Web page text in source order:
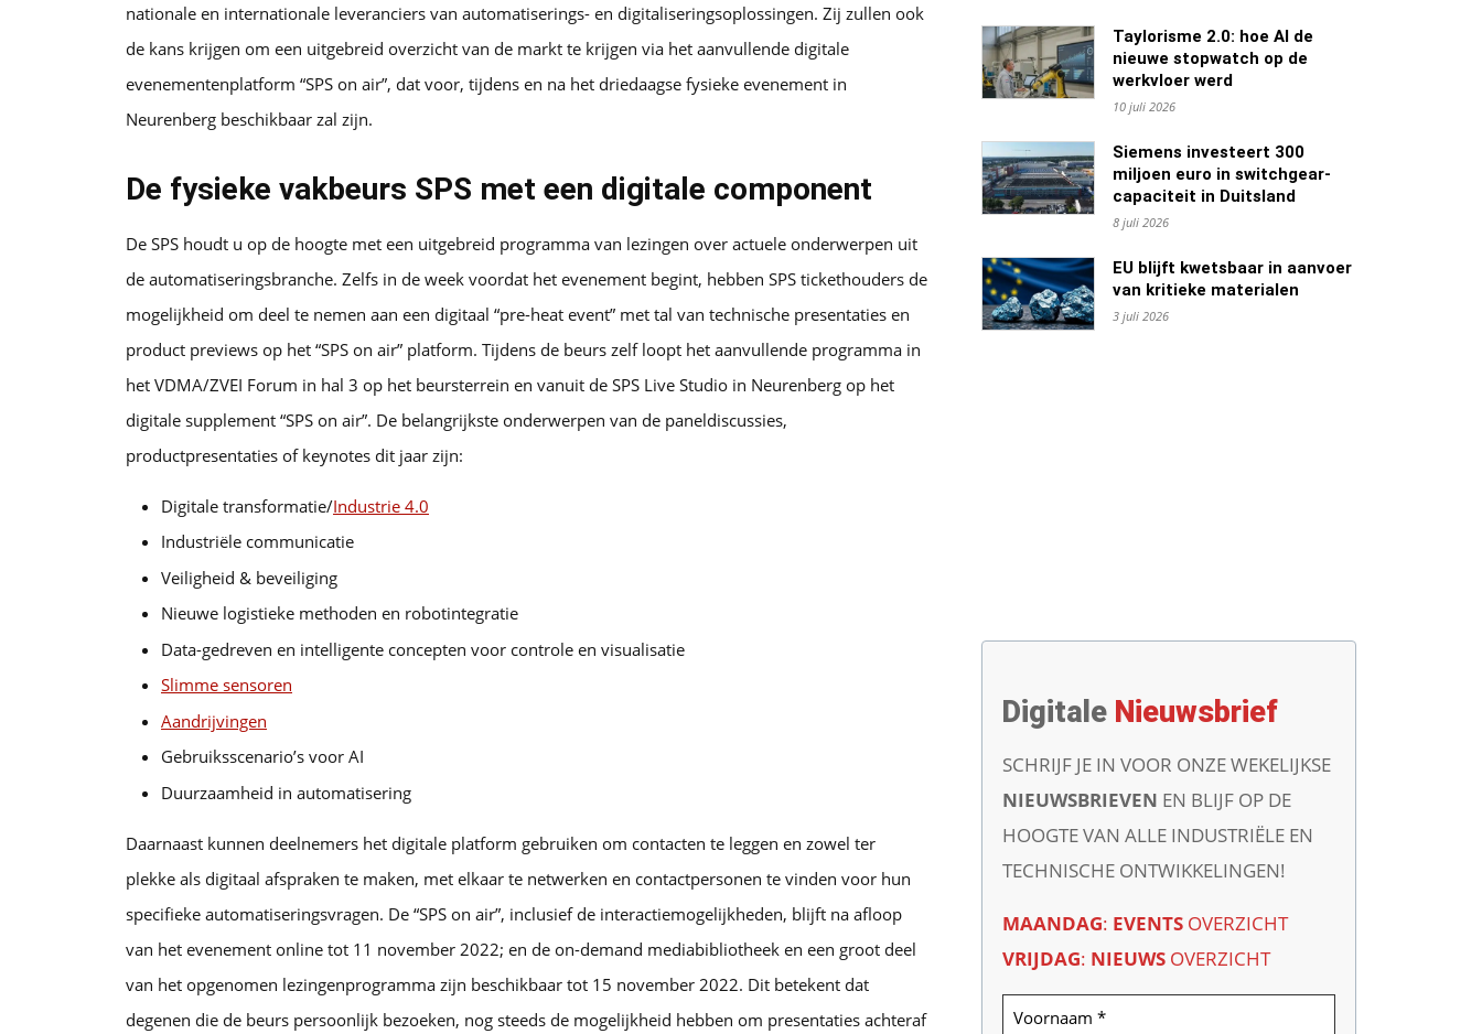
nationale en internationale leveranciers van automatiserings- en digitaliseringsoplossingen. Zij zullen ook
de kans krijgen om een uitgebreid overzicht van de markt te krijgen via het aanvullende digitale
evenementenplatform “SPS on air”, dat voor, tijdens en na het driedaagse fysieke evenement in
Neurenberg beschikbaar zal zijn.
De fysieke vakbeurs SPS met een digitale component
De SPS houdt u op de hoogte met een uitgebreid programma van lezingen over actuele onderwerpen uit
de automatiseringsbranche. Zelfs in de week voordat het evenement begint, hebben SPS tickethouders de
mogelijkheid om deel te nemen aan een digitaal “pre-heat event” met tal van technische presentaties en
product previews op het “SPS on air” platform. Tijdens de beurs zelf loopt het aanvullende programma in
het VDMA/ZVEI Forum in hal 3 op het beursterrein en vanuit de SPS Live Studio in Neurenberg op het
digitale supplement “SPS on air”. De belangrijkste onderwerpen van de paneldiscussies,
productpresentaties of keynotes dit jaar zijn:
Digitale transformatie/Industrie 4.0
Industriële communicatie
Veiligheid & beveiliging
Nieuwe logistieke methoden en robotintegratie
Data-gedreven en intelligente concepten voor controle en visualisatie
Slimme sensoren
Aandrijvingen
Gebruiksscenario’s voor AI
Duurzaamheid in automatisering
Daarnaast kunnen deelnemers het digitale platform gebruiken om contacten te leggen en zowel ter
plekke als digitaal afspraken te maken, met elkaar te netwerken en contactpersonen te vinden voor hun
specifieke automatiseringsvragen. De “SPS on air”, inclusief de interactiemogelijkheden, blijft na afloop
van het evenement online tot 11 november 2022; en de on-demand mediabibliotheek en een groot deel
van het opgenomen lezingenprogramma zijn beschikbaar tot 15 november 2022. Dit betekent dat
degenen die de beurs persoonlijk bezoeken, nog steeds de mogelijkheid hebben om presentaties achteraf
Taylorisme 2.0: hoe AI de
nieuwe stopwatch op de
werkvloer werd
10 juli 2026
Siemens investeert 300
miljoen euro in switchgear-
capaciteit in Duitsland
8 juli 2026
EU blijft kwetsbaar in aanvoer
van kritieke materialen
3 juli 2026
Digitale Nieuwsbrief
SCHRIJF JE IN VOOR ONZE WEKELIJKSE
NIEUWSBRIEVEN EN BLIJF OP DE
HOOGTE VAN ALLE INDUSTRIËLE EN
TECHNISCHE ONTWIKKELINGEN!
MAANDAG: EVENTS OVERZICHT
VRIJDAG: NIEUWS OVERZICHT